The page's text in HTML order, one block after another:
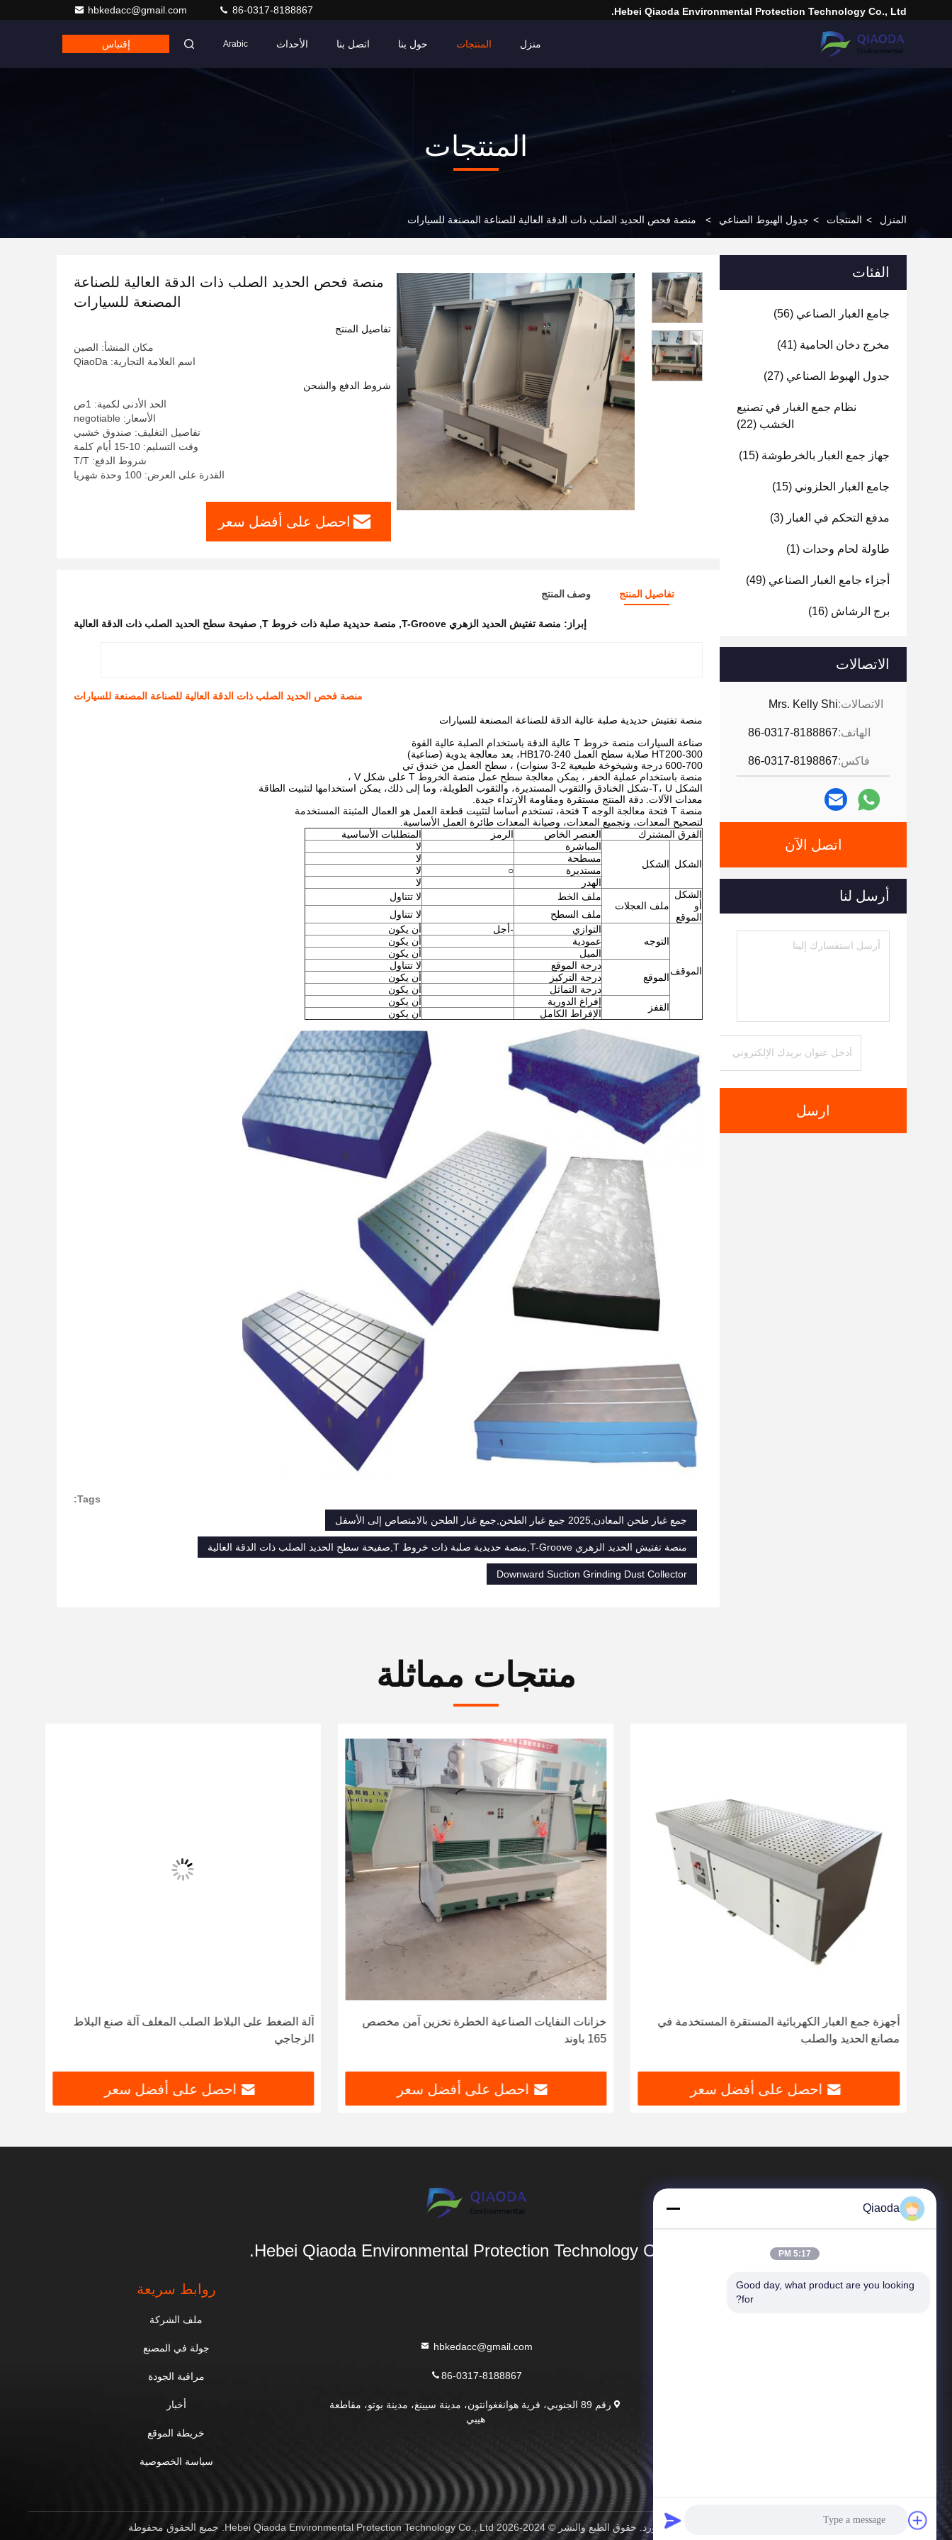
Hebei Qiaoda Environmental Protection Technology Co., Ltd.
hbkedacc@gmail.com 86-0317-8188867
منزل المنتجات حول بنا اتصل بنا الأحداث Arabic إقتباس
المنتجات
المنزل > المنتجات > جدول الهبوط الصناعي > منصة فحص الحديد الصلب ذات الدقة العالية للصناعة المصنعة للسيارات
الفئات
جامع الغبار الصناعي (56)
مخرج دخان الحامية (41)
جدول الهبوط الصناعي (27)
نظام جمع الغبار في تصنيع
الخشب (22)
جهاز جمع الغبار بالخرطوشة (15)
جامع الغبار الحلزوني (15)
مدفع التحكم في الغبار (3)
طاولة لحام وحدات (1)
أجزاء جامع الغبار الصناعي (49)
برج الرشاش (16)
الاتصالات
الاتصالات:Mrs. Kelly Shi
الهاتف:86-0317-8188867
فاكس:86-0317-8198867
اتصل الآن
أرسل لنا
ارسل
منصة فحص الحديد الصلب ذات الدقة العالية للصناعة
المصنعة للسيارات
تفاصيل المنتج
مكان المنشأ: الصين
اسم العلامة التجارية: QiaoDa
شروط الدفع والشحن
الحد الأدنى لكمية: 1ص
الأسعار: negotiable
تفاصيل التغليف: صندوق خشبي
وقت التسليم: 10-15 أيام كلمة
شروط الدفع: T/T
القدرة على العرض: 100 وحدة شهريا
احصل على أفضل سعر
تفاصيل المنتج وصف المنتج
إبراز: منصة تفتيش الحديد الزهري T-Groove , منصة حديدية صلبة ذات خروط T , صفيحة سطح الحديد الصلب ذات الدقة العالية
منصة فحص الحديد الصلب ذات الدقة العالية للصناعة المصنعة للسيارات
منصة تفتيش حديدية صلبة عالية الدقة للصناعة المصنعة للسيارات
صناعة السيارات منصة خروط T عالية الدقة باستخدام الصلبة عالية القوة
HT200-300 صلابة سطح العمل HB170-240، بعد معالجة يدوية (صناعية)
600-700 درجة وشيخوخة طبيعية 2-3 سنوات) ، سطح العمل من خندق تي
منصة باستخدام عملية الحفر ، يمكن معالجة سطح عمل منصة الخروط T على شكل V ،
الشكل T، U-شكل الخنادق والثقوب المستديرة، والثقوب الطويلة، وما إلى ذلك، يمكن استخدامها لتثبيت الطاقة
معدات الآلات. دقة المنتج مستقرة ومقاومة الارتداء جيدة.
منصة T فتحة معالجة الوجه T فتحة، تستخدم أساسا لتثبيت قطعة العمل هو العمال المثبتة المستخدمة
لتصحيح المعدات، وتجميع المعدات، وصيانة المعدات طائرة العمل الأساسية.
الفرق المشترك
العنصر الخاص الرمز المتطلبات الأساسية
الشكل الشكل
المباشرة
لا
مسطحة
لا
مستديرة
○
لا
الهدر
لا
الشكل
أو
الموقع
ملف العجلات
ملف الخط
لا تتناول
ملف السطح
لا تتناول
الموقف
التوجه
التوازي -أجل
أن يكون
عمودية
أن يكون
الميل
أن يكون
الموقع
درجة الموقع
لا تتناول
درجة التركيز
أن يكون
درجة التماثل
أن يكون
القفز
إفراغ الدورية
أن يكون
الإفراط الكامل
أن يكون
Tags:
جمع غبار طحن المعادن,2025 جمع غبار الطحن,جمع غبار الطحن بالامتصاص إلى الأسفل
منصة تفتيش الحديد الزهري T-Groove,منصة حديدية صلبة ذات خروط T,صفيحة سطح الحديد الصلب ذات الدقة العالية
Downward Suction Grinding Dust Collector
منتجات مماثلة
أجهزة جمع الغبار الكهربائية المستقرة المستخدمة في
مصانع الحديد والصلب
احصل على أفضل سعر
خزانات النفايات الصناعية الخطرة تخزين آمن مخصص
165 باوند
احصل على أفضل سعر
آلة الضغط على البلاط الصلب المغلف آلة صنع البلاط
الزجاجي
احصل على أفضل سعر
Hebei Qiaoda Environmental Protection Technology Co., Ltd.
المنتجات
hbkedacc@gmail.com
86-0317-8188867
رقم 89 الجنوبي، قرية هوانغغوانتون، مدينة سيينغ، مدينة بوتو، مقاطعة
هيبي
روابط سريعة
ملف الشركة
جولة في المصنع
مراقبة الجودة
أخبار
خريطة الموقع
سياسة الخصوصية
الصين جودة جيدة جامع الغبار الصناعي المورد. حقوق الطبع والنشر © 2024-2026 Hebei Qiaoda Environmental Protection Technology Co., Ltd. جميع الحقوق محفوظة
Qiaoda
5:17 PM
Good day, what product are you looking
for?